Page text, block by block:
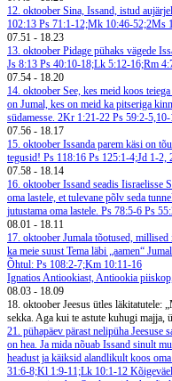
12. oktoober Sina, Issand, istud
102:13 Ps 71:1-12;Mk 10:46-52;2Ms
07.51 - 18.23
13. oktoober Pidage pühaks vägede
Js 8:13 Ps 40:10-18;Lk 5:12-16;Rm
07.54 - 18.20
14. oktoober See, kes meid koos
on Jumal, kes on meid ka pitseriga
südamesse. 2Kr 1:21-22 Ps 59:2-
07.56 - 18.17
15. oktoober Issanda parem käsi on
tegusid! Ps 118:16 Ps 125:1-4;Jd 1-2,
07.58 - 18.14
16. oktoober Issand seadis Iisraelisse
oma lastele, et tulevane põlv seda
jutustama oma lastele. Ps 78:5-6 Ps
08.01 - 18.11
17. oktoober Jumala tõotused, millised
ka meie suust Tema läbi „aamen“
Õhtul: Ps 108:2-7;Km 10:11-16
Ignatios Antiookiast, Antiookia
08.03 - 18.09
18. oktoober Jeesus ütles läkitatutele:
sekka. Aga kui te astute kuhugi majja,
21. pühapäev pärast nelipüha Jeesuse
on hea. Ja mida nõuab Issand sinult
headust ja käiksid alandlikult koos
31:6-8;Kl 1:9-11;Lk 10:1-12